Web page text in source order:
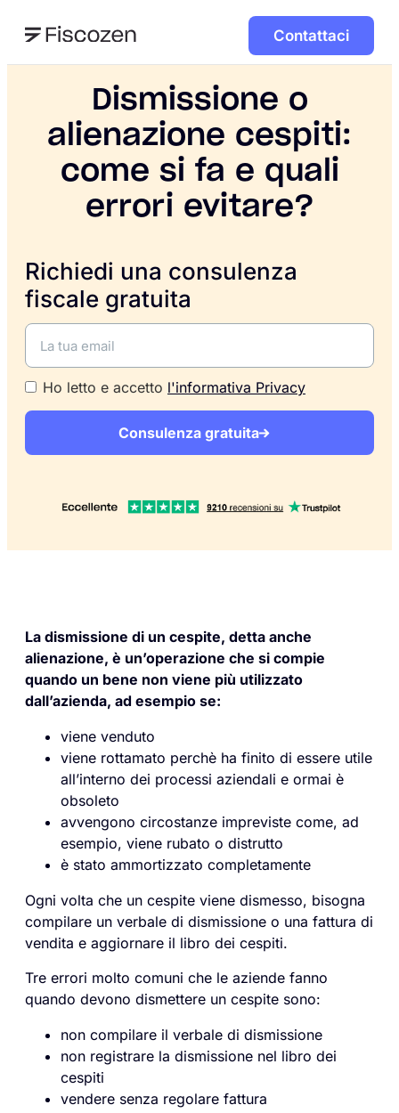
Contattaci
Dismissione o
alienazione cespiti:
come si fa e quali
errori evitare?
Richiedi una consulenza
fiscale gratuita
Ho letto e accetto l'informativa Privacy
Consulenza gratuita
La dismissione di un cespite, detta anche
alienazione, è un’operazione che si compie
quando un bene non viene più utilizzato
dall’azienda, ad esempio se:
viene venduto
viene rottamato perchè ha finito di essere utile
all’interno dei processi aziendali e ormai è
obsoleto
avvengono circostanze impreviste come, ad
esempio, viene rubato o distrutto
è stato ammortizzato completamente
Ogni volta che un cespite viene dismesso, bisogna
compilare un verbale di dismissione o una fattura di
vendita e aggiornare il libro dei cespiti.
Tre errori molto comuni che le aziende fanno
quando devono dismettere un cespite sono:
non compilare il verbale di dismissione
non registrare la dismissione nel libro dei
cespiti
vendere senza regolare fattura